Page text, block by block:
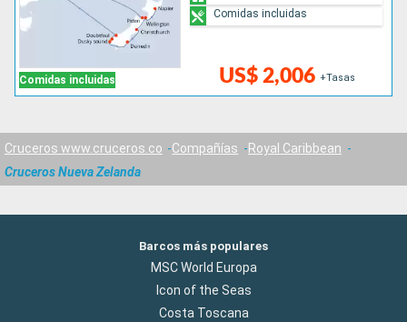
Comidas incluidas US$ 2,006 +Tasas
Comidas incluidas
Cruceros www.cruceros.co Compañías
Royal Caribbean
Cruceros Nueva Zelanda
Barcos más populares
MSC World Europa
Icon of the Seas
Costa Toscana